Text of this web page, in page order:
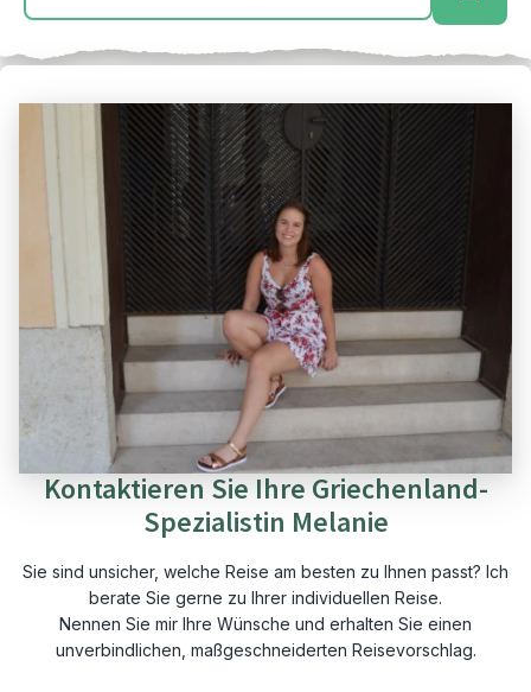
Kontaktieren Sie Ihre Griechenland-
Spezialistin Melanie
Sie sind unsicher, welche Reise am besten zu Ihnen passt? Ich
berate Sie gerne zu Ihrer individuellen Reise.
Nennen Sie mir Ihre Wünsche und erhalten Sie einen
unverbindlichen, maßgeschneiderten Reisevorschlag.